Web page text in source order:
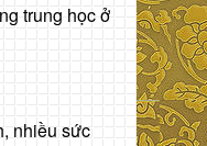
trung học ở
nhiều sức